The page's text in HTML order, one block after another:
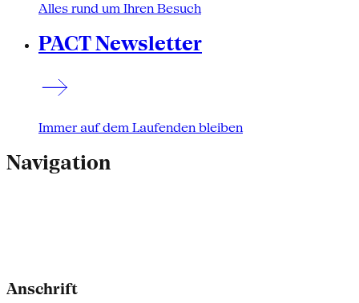
Alles rund um Ihren Besuch
PACT Newsletter
Immer auf dem Laufenden bleiben
Navigation
Anschrift